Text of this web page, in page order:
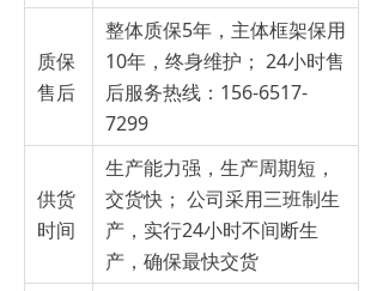
质保
售后
整体质保5年，主体框架保用
10年，终身维护； 24小时售
后服务热线：156-6517-
7299
供货
时间
生产能力强，生产周期短，
交货快； 公司采用三班制生
产，实行24小时不间断生
产，确保最快交货